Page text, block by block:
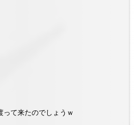
って来たのでしょうｗ